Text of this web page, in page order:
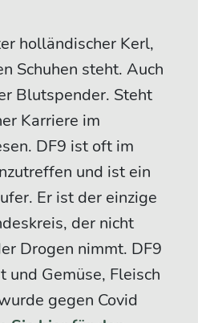
holländischer Kerl,
Schuhen steht. Auch
Blutspender. Steht
Karriere im
DF9 ist oft im
und ist ein
Er ist der einzige
der nicht
Drogen nimmt. DF9
und Gemüse, Fleisch
gegen Covid